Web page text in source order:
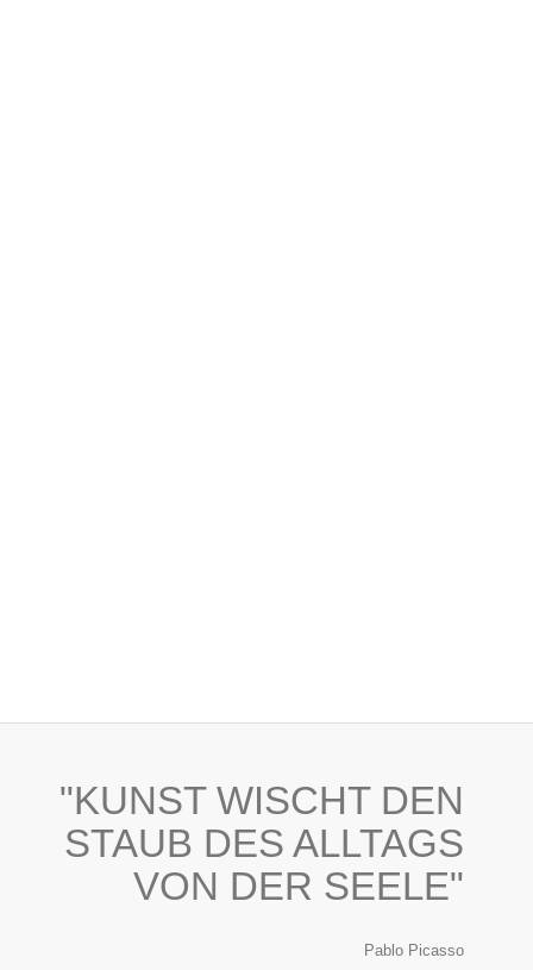
"KUNST WISCHT DEN
STAUB DES ALLTAGS
VON DER SEELE"
Pablo Picasso